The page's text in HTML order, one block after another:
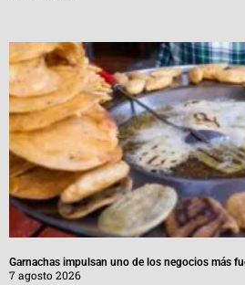
Garnachas impulsan uno de los negocios más
7 agosto 2026